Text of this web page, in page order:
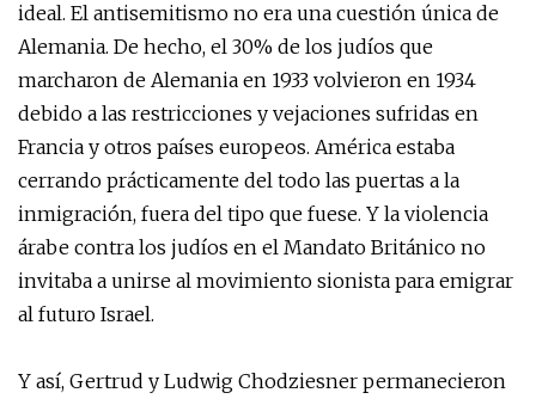
ideal. El antisemitismo no era una cuestión única de
Alemania. De hecho, el 30% de los judíos que
marcharon de Alemania en 1933 volvieron en 1934
debido a las restricciones y vejaciones sufridas en
Francia y otros países europeos. América estaba
cerrando prácticamente del todo las puertas a la
inmigración, fuera del tipo que fuese. Y la violencia
árabe contra los judíos en el Mandato Británico no
invitaba a unirse al movimiento sionista para emigrar
al futuro Israel.
Y así, Gertrud y Ludwig Chodziesner permanecieron